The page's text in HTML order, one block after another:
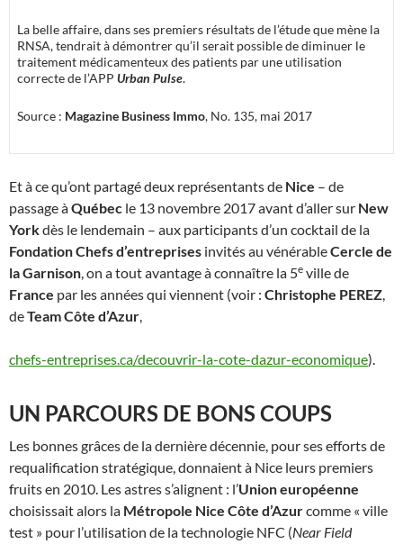
La belle affaire, dans ses premiers résultats de l’étude que mène la
RNSA, tendrait à démontrer qu’il serait possible de diminuer le
traitement médicamenteux des patients par une utilisation
correcte de l’APP Urban Pulse.
Source : Magazine Business Immo, No. 135, mai 2017
Et à ce qu’ont partagé deux représentants de Nice – de
passage àQuébec le 13 novembre 2017 avant d’aller sur New
Yorkdès le lendemain – aux participants d’un cocktail de la
Fondation Chefs d’entreprises invités au vénérableCercle de
la Garnison, on a tout avantage à connaître la 5e ville de
France par les années qui viennent (voir : Christophe PEREZ,
deTeam Côte d’Azur,
chefs-entreprises.ca/decouvrir-la-cote-dazur-economique).
UN PARCOURS DE BONS COUPS
Les bonnes grâces de la dernière décennie, pour ses efforts de
requalification stratégique, donnaient à Nice leurs premiers
fruits en 2010. Les astres s’alignent : l’Union européenne
choisissait alors la Métropole Nice Côte d’Azurcomme « ville
test » pour l’utilisation de la technologie NFC (Near Field